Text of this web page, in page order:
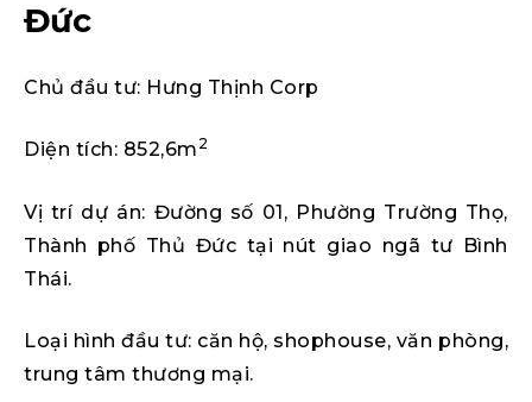
Đức
Chủ đầu tư: Hưng Thịnh Corp
Diện tích: 852,6m 2
Vị trí dự án: Đường số 01, Phường Trường Thọ,
Thành phố Thủ Đức tại nút giao ngã tư Bình
Thái.
Loại hình đầu tư: căn hộ, shophouse, văn phòng,
trung tâm thương mại.